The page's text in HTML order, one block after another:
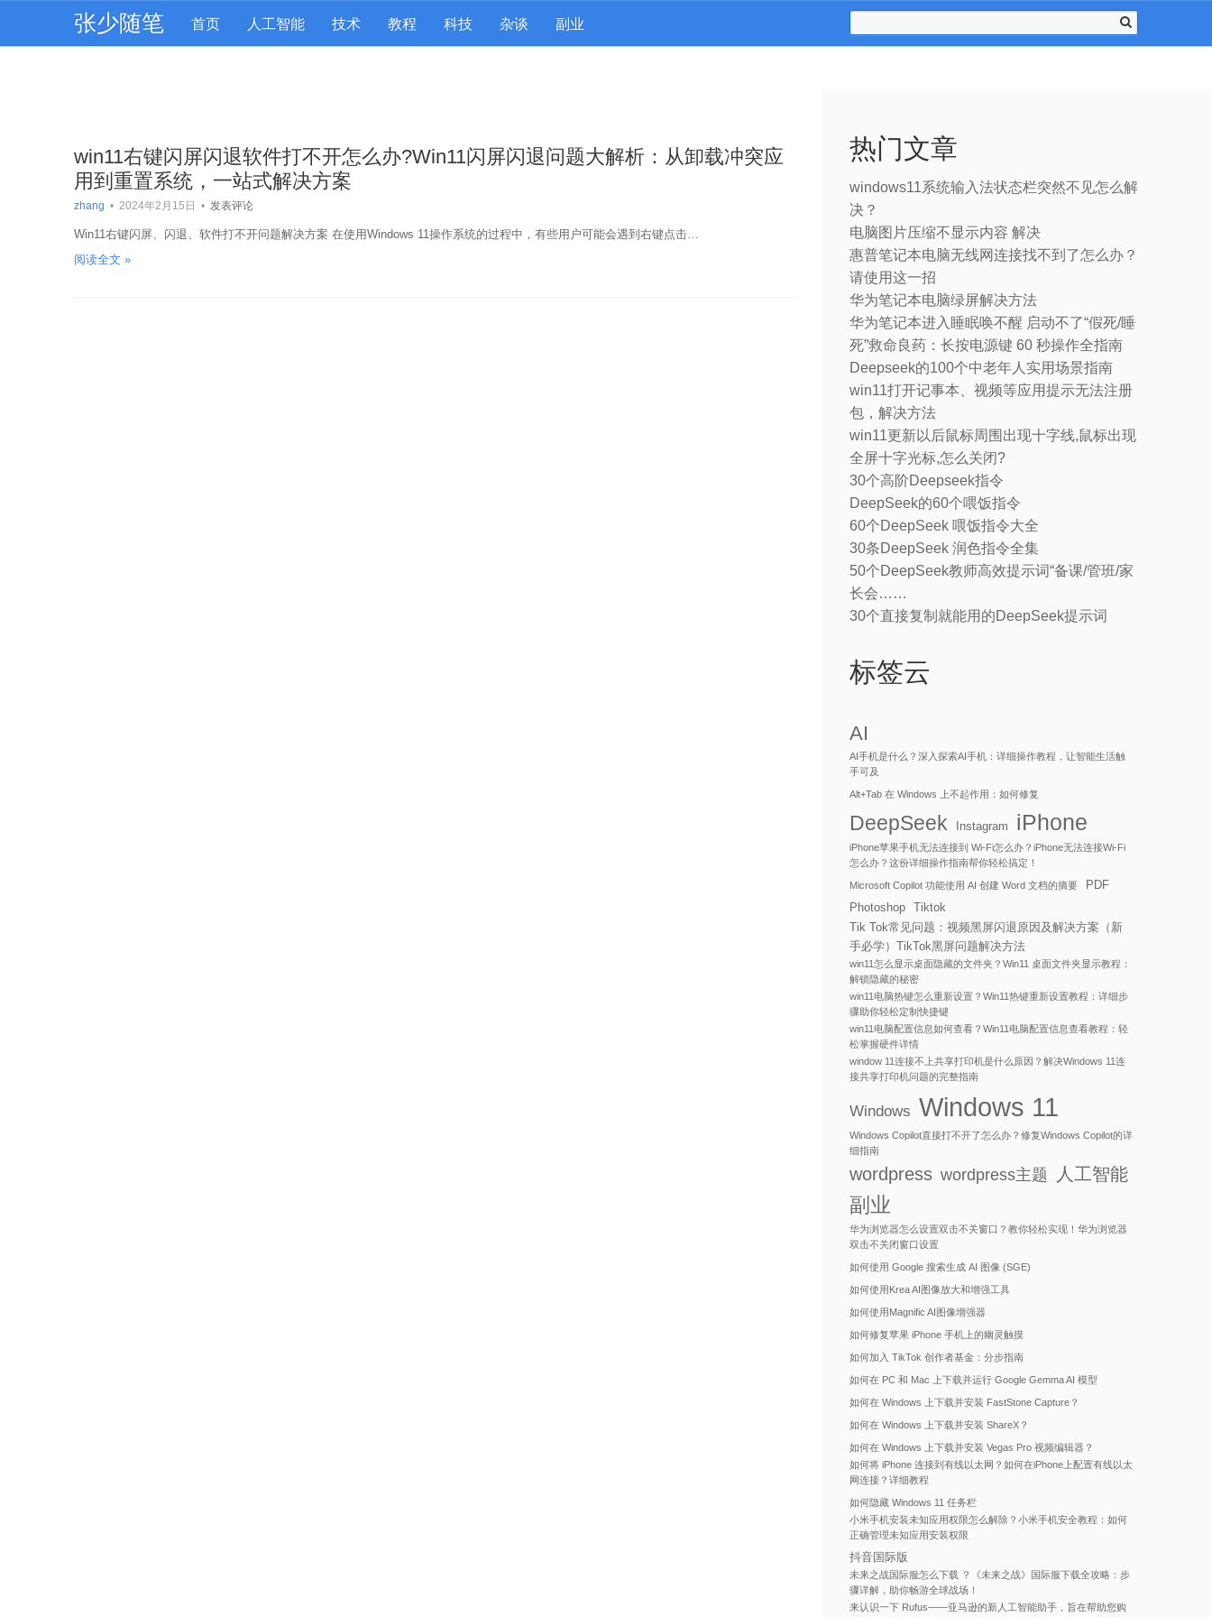
张少随笔 首页 人工智能 技术 教程 科技 杂谈 副业
win11右键闪屏闪退软件打不开怎么办?Win11闪屏闪退问题大解析：从卸载冲突应
用到重置系统，一站式解决方案
zhang • 2024年2月15日 • 发表评论
Win11右键闪屏、闪退、软件打不开问题解决方案 在使用Windows 11操作系统的过程中，有些用户可能会遇到右键点击…
阅读全文 »
热门文章
windows11系统输入法状态栏突然不见怎么解
决？
电脑图片压缩不显示内容 解决
惠普笔记本电脑无线网连接找不到了怎么办？
请使用这一招
华为笔记本电脑绿屏解决方法
华为笔记本进入睡眠唤不醒 启动不了“假死/睡
死”救命良药：长按电源键 60 秒操作全指南
Deepseek的100个中老年人实用场景指南
win11打开记事本、视频等应用提示无法注册
包，解决方法
win11更新以后鼠标周围出现十字线,鼠标出现
全屏十字光标,怎么关闭?
30个高阶Deepseek指令
DeepSeek的60个喂饭指令
60个DeepSeek 喂饭指令大全
30条DeepSeek 润色指令全集
50个DeepSeek教师高效提示词“备课/管班/家
长会……
30个直接复制就能用的DeepSeek提示词
标签云
AI
AI手机是什么？深入探索AI手机：详细操作教程，让智能生活触
手可及
Alt+Tab 在 Windows 上不起作用：如何修复
DeepSeek Instagram iPhone
iPhone苹果手机无法连接到 Wi-Fi怎么办？iPhone无法连接Wi-Fi
怎么办？这份详细操作指南帮你轻松搞定！
Microsoft Copilot 功能使用 AI 创建 Word 文档的摘要
PDF
Photoshop Tiktok
Tik Tok常见问题：视频黑屏闪退原因及解决方案（新
手必学）TikTok黑屏问题解决方法
win11怎么显示桌面隐藏的文件夹？Win11 桌面文件夹显示教程：
解锁隐藏的秘密
win11电脑热键怎么重新设置？Win11热键重新设置教程：详细步
骤助你轻松定制快捷键
win11电脑配置信息如何查看？Win11电脑配置信息查看教程：轻
松掌握硬件详情
window 11连接不上共享打印机是什么原因？解决Windows 11连
接共享打印机问题的完整指南
Windows Windows 11
Windows Copilot直接打不开了怎么办？修复Windows Copilot的详
细指南
wordpress wordpress主题 人工智能
副业
华为浏览器怎么设置双击不关窗口？教你轻松实现！华为浏览器
双击不关闭窗口设置
如何使用 Google 搜索生成 AI 图像 (SGE)
如何使用Krea AI图像放大和增强工具
如何使用Magnific AI图像增强器
如何修复苹果 iPhone 手机上的幽灵触摸
如何加入 TikTok 创作者基金：分步指南
如何在 PC 和 Mac 上下载并运行 Google Gemma AI 模型
如何在 Windows 上下载并安装 FastStone Capture？
如何在 Windows 上下载并安装 ShareX？
如何在 Windows 上下载并安装 Vegas Pro 视频编辑器？
如何将 iPhone 连接到有线以太网？如何在iPhone上配置有线以太
网连接？详细教程
如何隐藏 Windows 11 任务栏
小米手机安装未知应用权限怎么解除？小米手机安全教程：如何
正确管理未知应用安装权限
抖音国际版
未来之战国际服怎么下载 ？《未来之战》国际服下载全攻略：步
骤详解，助你畅游全球战场！
来认识一下 Rufus——亚马逊的新人工智能助手，旨在帮助您购